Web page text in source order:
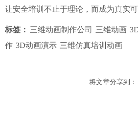
让安全培训不止于理论，而成为真实可
标签： 三维动画制作公司 三维动画
作 3D动画演示 三维仿真培训动画
将文章分享到：